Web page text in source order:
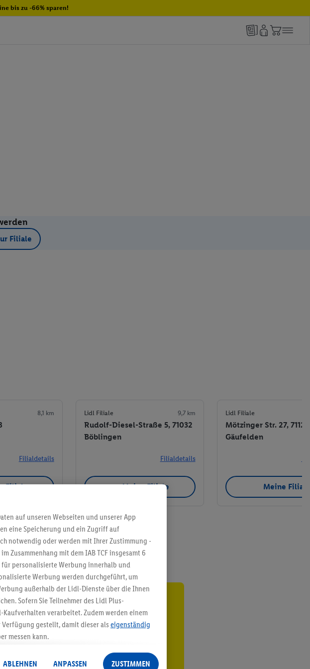
bis zu -66% sparen!
Filiale
8,1 km
Filialdetails
Filiale
Lidl Filiale 9,7 km
Rudolf-Diesel-Straße 5, 71032
Böblingen
Filialdetails
Meine Filiale
Lidl Filiale
Mötzinger Str. 27, 71126
Gäufelden
Meine
sparen³²ᵃ
zum Newsletter anmelden
auf unseren Webseiten und unserer App
eine Speicherung und ein Zugriff auf
notwendig oder werden mit Ihrer Zustimmung -
Zusammenhang mit dem IAB TCF insgesamt 6
personalisierte Werbung innerhalb und
Werbung werden durchgeführt, um
außerhalb der Lidl-Dienste über die Ihnen
Sofern Sie Teilnehmer des Lidl Plus-
verarbeitet. Zudem werden einem
gestellt, damit dieser als eigenständig
messen kann.
(z.B. über Ihre Nutzung der Lidl-Dienste, Ihr
ABLEHNEN ANPASSEN ZUSTIMMEN